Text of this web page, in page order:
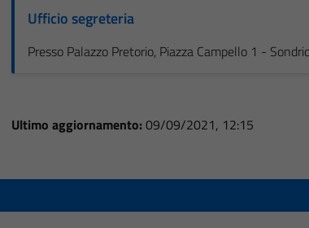
Ufficio segreteria
Presso Palazzo Pretorio, Piazza Campello 1 -
Ultimo aggiornamento: 09/09/2021, 12:15